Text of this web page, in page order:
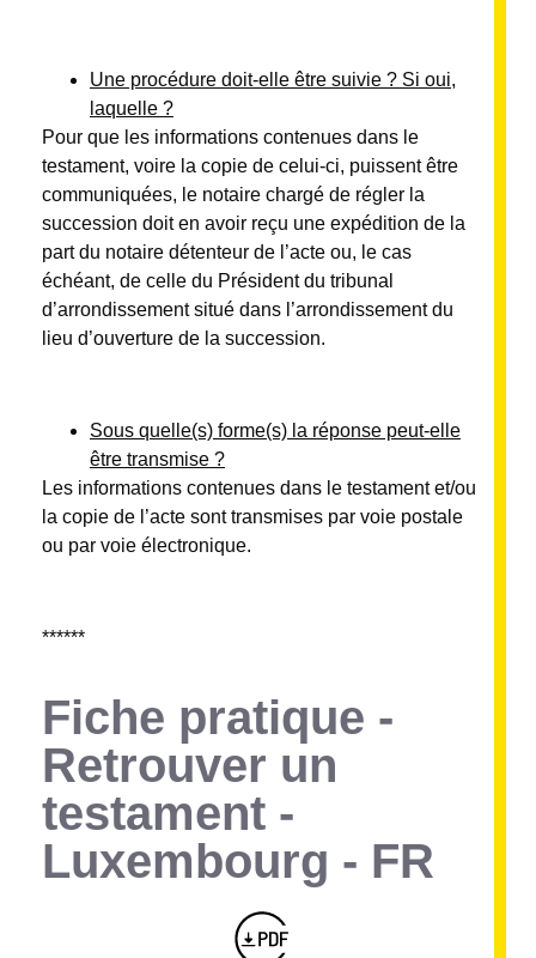
Une procédure doit-elle être suivie ? Si oui,
laquelle ?
Pour que les informations contenues dans le
testament, voire la copie de celui-ci, puissent être
communiquées, le notaire chargé de régler la
succession doit en avoir reçu une expédition de la
part du notaire détenteur de l’acte ou, le cas
échéant, de celle du Président du tribunal
d’arrondissement situé dans l’arrondissement du
lieu d’ouverture de la succession.
Sous quelle(s) forme(s) la réponse peut-elle
être transmise ?
Les informations contenues dans le testament et/ou
la copie de l’acte sont transmises par voie postale
ou par voie électronique.
******
Fiche pratique -
Retrouver un
testament -
Luxembourg - FR
Montserrat_bold
ABCDEFGHIJKLMNOPQRSTUVWXYZ
abcdefghijklmnopqrstuvwxyz
1234567890.,;:?!“’()/éèàüô*<>+=